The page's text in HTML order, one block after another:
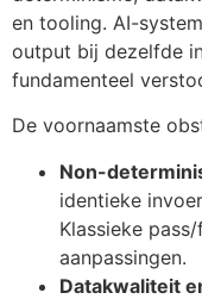
en tooling. AI-
output bij dezelfde
fundamenteel
De voornaamste
Non-
identieke
Klassieke
aanpassingen.
Datakwaliteit